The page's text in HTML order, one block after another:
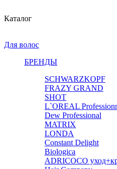
Каталог
Для волос
БРЕНДЫ
SCHWARZKOPF
FRAZY GRAND
SHOT
L`OREAL
Dew Professional
MATRIX
LONDA
Constant Delight
Biologica
ADRICOCO